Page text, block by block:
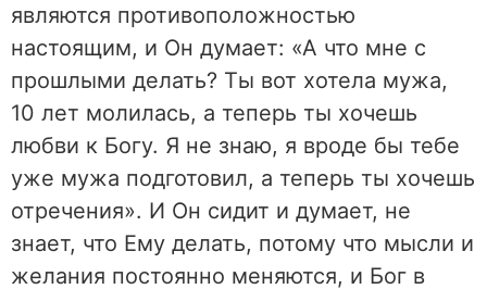
являются противоположностью
настоящим, и Он думает: «А что мне с
прошлыми делать? Ты вот хотела мужа,
10 лет молилась, а теперь ты хочешь
любви к Богу. Я не знаю, я вроде бы тебе
уже мужа подготовил, а теперь ты хочешь
отречения». И Он сидит и думает, не
знает, что Ему делать, потому что мысли и
желания постоянно меняются, и Бог в